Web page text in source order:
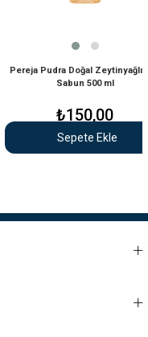
Pereja Pudra Doğal Zeytinyağlı Sıvı
Sabun 500 ml
₺150,00
Sepete Ekle